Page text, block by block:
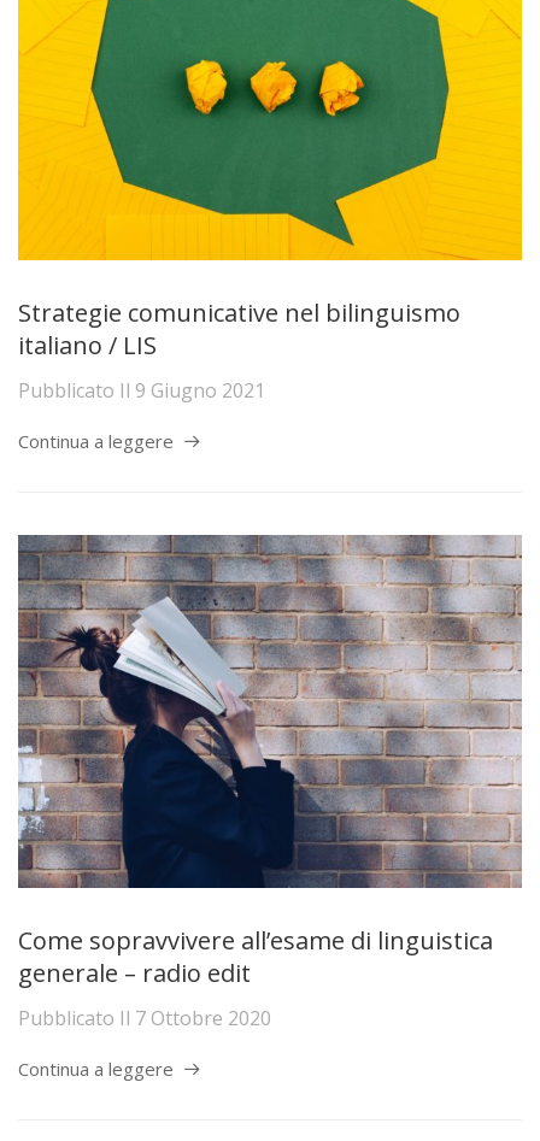
Strategie comunicative nel bilinguismo
italiano / LIS
Pubblicato Il 9 Giugno 2021
Continua a leggere
Come sopravvivere all’esame di linguistica
generale – radio edit
Pubblicato Il 7 Ottobre 2020
Continua a leggere